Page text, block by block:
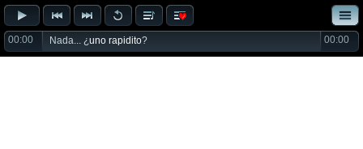
00:00 Nada... ¿uno rapidito? 00:00